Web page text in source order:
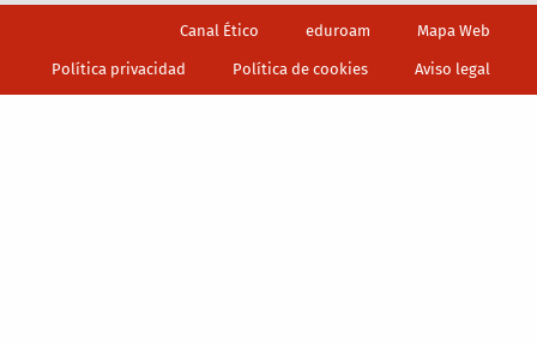
Canal Ético eduroam Mapa Web
Política privacidad Política de cookies Aviso legal